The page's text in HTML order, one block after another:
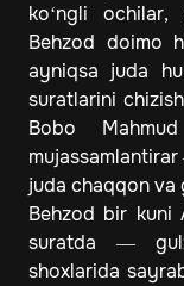
ko‘ngli ochilar,
Behzod doimo
ayniqsa juda
suratlarini
Bobo
juda chaqqon
Behzod bir kuni
suratda —
shoxlarida